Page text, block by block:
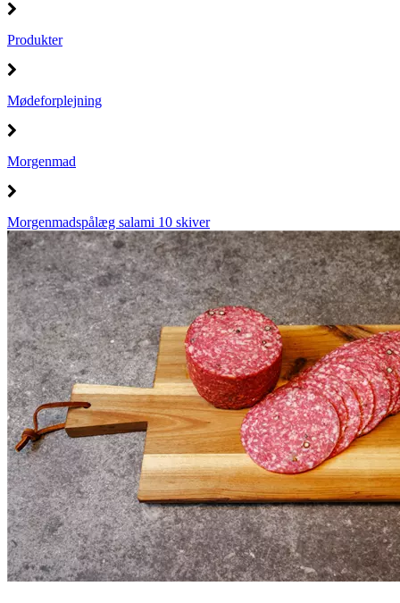
Produkter
Mødeforplejning
Morgenmad
Morgenmadspålæg salami 10 skiver